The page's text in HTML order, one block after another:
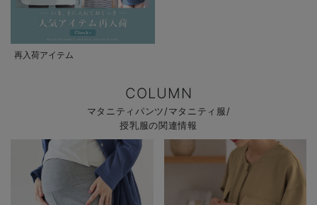
再入荷アイテム
COLUMN
マタニティパンツ/マタニティ服/
授乳服の関連情報